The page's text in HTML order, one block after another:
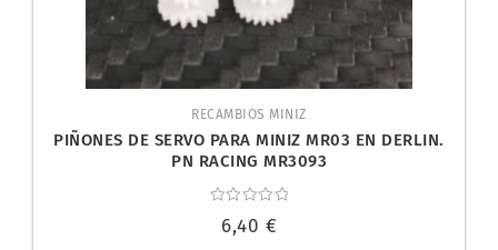
RECAMBIOS MINIZ
PIÑONES DE SERVO PARA MINIZ MR03 EN DERLIN.
PN RACING MR3093
con
6,40 €